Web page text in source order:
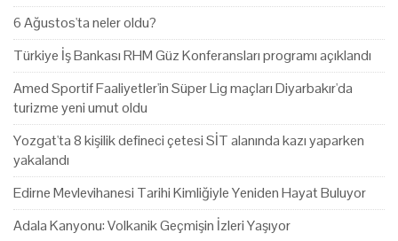
6 Ağustos'ta neler oldu?
Türkiye İş Bankası RHM Güz Konferansları programı açıklandı
Amed Sportif Faaliyetler'in Süper Lig maçları Diyarbakır'da
turizme yeni umut oldu
Yozgat'ta 8 kişilik defineci çetesi SİT alanında kazı yaparken
yakalandı
Edirne Mevlevihanesi Tarihi Kimliğiyle Yeniden Hayat Buluyor
Adala Kanyonu: Volkanik Geçmişin İzleri Yaşıyor